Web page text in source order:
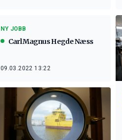
NY JOBB
Carl Magnus Hegde Næss
09.03.2022 13:22